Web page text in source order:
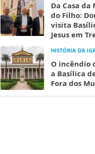
Da Casa da
do Filho:
visita
Jesus em
HISTÓRIA DA
O incêndio
a Basílica
Fora dos